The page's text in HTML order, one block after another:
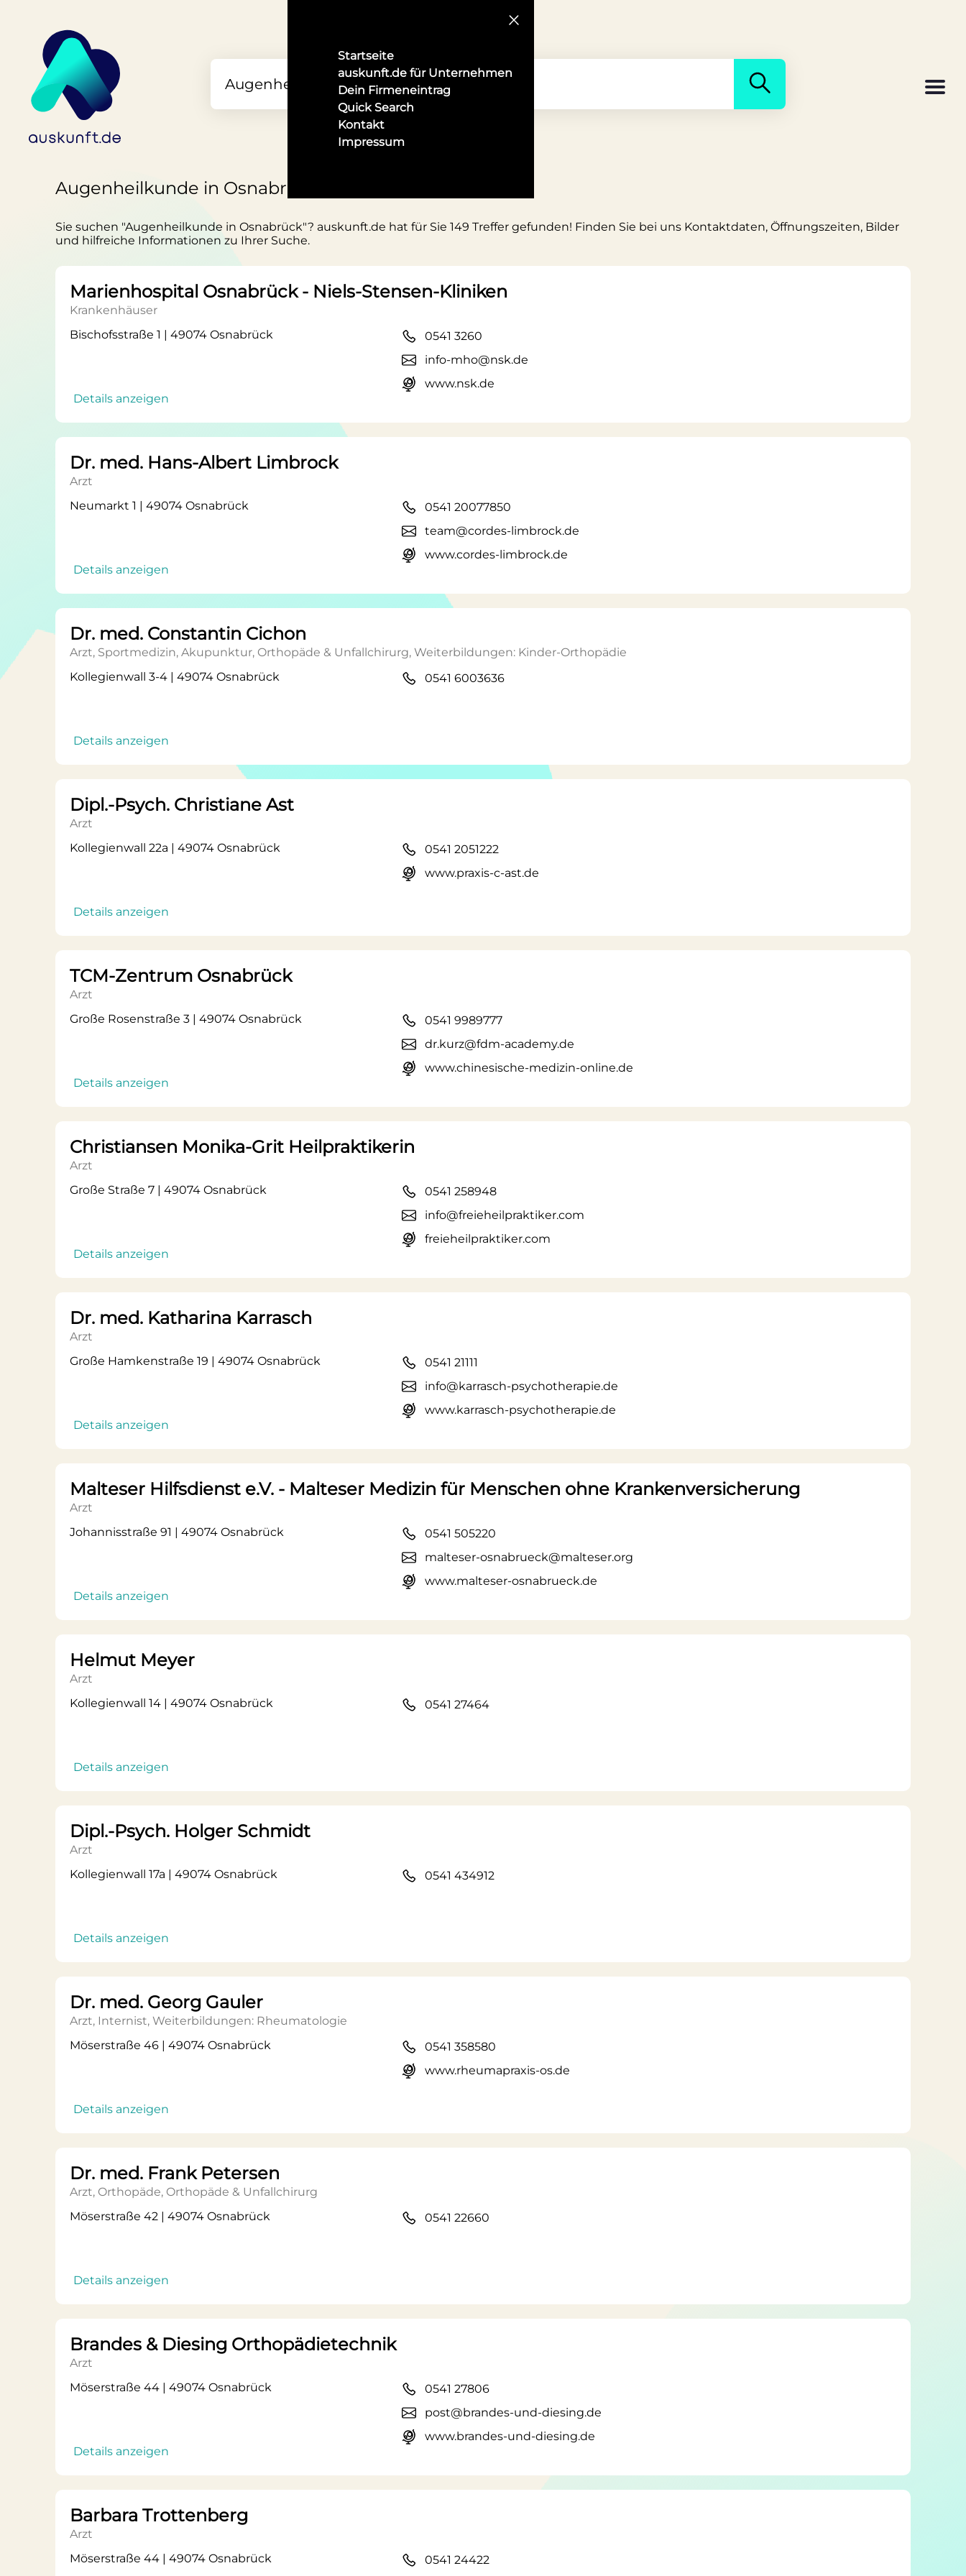
Startseite
auskunft.de für Unternehmen
Dein Firmeneintrag
Quick Search
Kontakt
Impressum
Augenheilkunde in Osnabrück
Sie suchen "Augenheilkunde in Osnabrück"? auskunft.de hat für Sie 149 Treffer gefunden! Finden Sie bei uns Kontaktdaten, Öffnungszeiten, Bilder
und hilfreiche Informationen zu Ihrer Suche.
Marienhospital Osnabrück - Niels-Stensen-Kliniken
Krankenhäuser
Bischofsstraße 1 | 49074 Osnabrück
Details anzeigen
0541 3260
info-mho@nsk.de
www.nsk.de
Dr. med. Hans-Albert Limbrock
Arzt
Neumarkt 1 | 49074 Osnabrück
Details anzeigen
0541 20077850
team@cordes-limbrock.de
www.cordes-limbrock.de
Dr. med. Constantin Cichon
Arzt, Sportmedizin, Akupunktur, Orthopäde & Unfallchirurg, Weiterbildungen: Kinder-Orthopädie
Kollegienwall 3-4 | 49074 Osnabrück
Details anzeigen
0541 6003636
Dipl.-Psych. Christiane Ast
Arzt
Kollegienwall 22a | 49074 Osnabrück
Details anzeigen
0541 2051222
www.praxis-c-ast.de
TCM-Zentrum Osnabrück
Arzt
Große Rosenstraße 3 | 49074 Osnabrück
Details anzeigen
0541 9989777
dr.kurz@fdm-academy.de
www.chinesische-medizin-online.de
Christiansen Monika-Grit Heilpraktikerin
Arzt
Große Straße 7 | 49074 Osnabrück
Details anzeigen
0541 258948
info@freieheilpraktiker.com
freieheilpraktiker.com
Dr. med. Katharina Karrasch
Arzt
Große Hamkenstraße 19 | 49074 Osnabrück
Details anzeigen
0541 21111
info@karrasch-psychotherapie.de
www.karrasch-psychotherapie.de
Malteser Hilfsdienst e.V. - Malteser Medizin für Menschen ohne Krankenversicherung
Arzt
Johannisstraße 91 | 49074 Osnabrück
Details anzeigen
0541 505220
malteser-osnabrueck@malteser.org
www.malteser-osnabrueck.de
Helmut Meyer
Arzt
Kollegienwall 14 | 49074 Osnabrück
Details anzeigen
0541 27464
Dipl.-Psych. Holger Schmidt
Arzt
Kollegienwall 17a | 49074 Osnabrück
Details anzeigen
0541 434912
Dr. med. Georg Gauler
Arzt, Internist, Weiterbildungen: Rheumatologie
Möserstraße 46 | 49074 Osnabrück
Details anzeigen
0541 358580
www.rheumapraxis-os.de
Dr. med. Frank Petersen
Arzt, Orthopäde, Orthopäde & Unfallchirurg
Möserstraße 42 | 49074 Osnabrück
Details anzeigen
0541 22660
Brandes & Diesing Orthopädietechnik
Arzt
Möserstraße 44 | 49074 Osnabrück
Details anzeigen
0541 27806
post@brandes-und-diesing.de
www.brandes-und-diesing.de
Barbara Trottenberg
Arzt
Möserstraße 44 | 49074 Osnabrück
0541 24422